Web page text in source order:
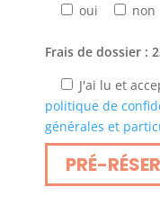
oui
non
Frais de dossier :
J'ai lu et
politique de
générales et